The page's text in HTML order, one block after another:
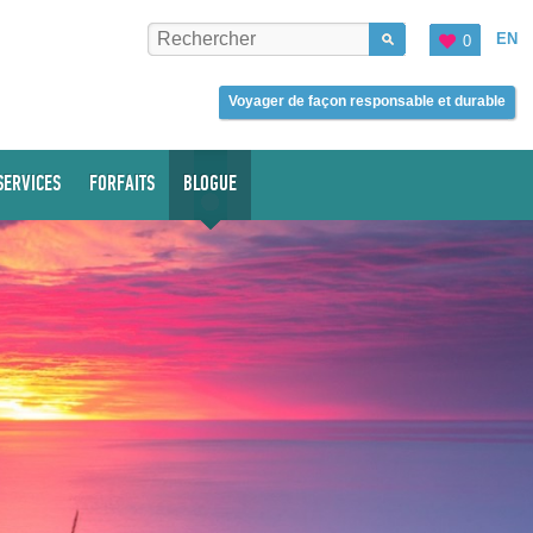
EN
0
Voyager de façon responsable et durable
FORFAITS BLOGUE